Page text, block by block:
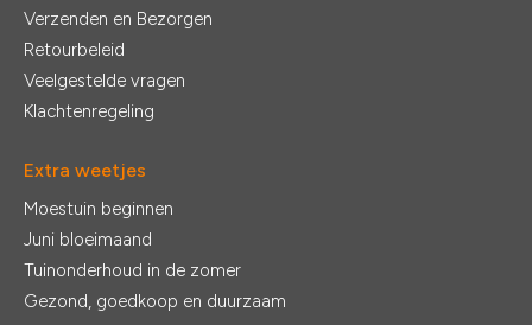
Verzenden en Bezorgen
Retourbeleid
Veelgestelde vragen
Klachtenregeling
Extra weetjes
Moestuin beginnen
Juni bloeimaand
Tuinonderhoud in de zomer
Gezond, goedkoop en duurzaam